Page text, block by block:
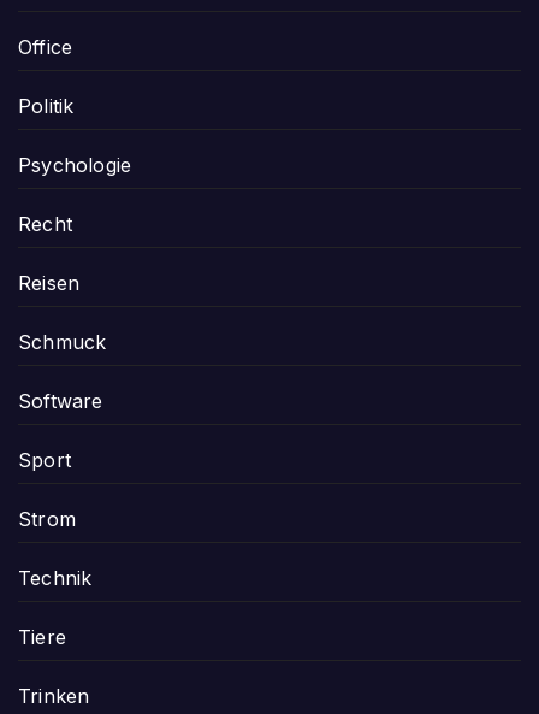
Office
Politik
Psychologie
Recht
Reisen
Schmuck
Software
Sport
Strom
Technik
Tiere
Trinken